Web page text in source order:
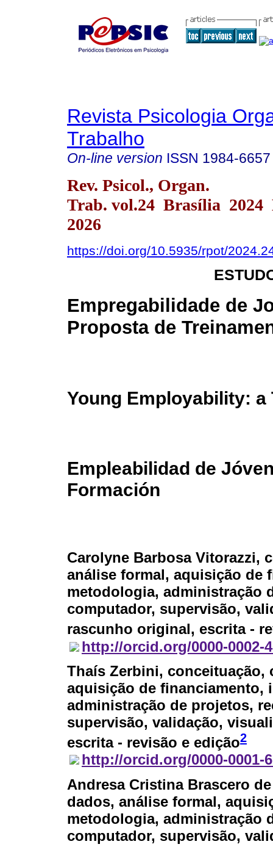
Revista Psicologia
Trabalho
On-line version ISSN 1984-6657
Rev. Psicol., Organ.
Trab. vol.24 Brasília 2024
2026
https://doi.org/10.5935/rpot/
Empregabilidade de
Proposta de
Young Employability:
Empleabilidad de
Formación
Carolyne Barbosa Vitorazzi,
análise formal, aquisição de
metodologia, administração
computador, supervisão,
rascunho original, escrita -
http://orcid.org/0000-0002-
Thaís Zerbini, conceituação,
aquisição de financiamento,
administração de projetos,
supervisão, validação,
escrita - revisão e edição2
http://orcid.org/0000-0001-
Andresa Cristina Brascero
dados, análise formal,
metodologia, administração
computador, supervisão,